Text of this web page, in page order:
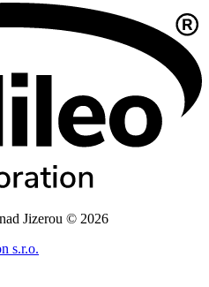
Jizerou © 2026
s.r.o.